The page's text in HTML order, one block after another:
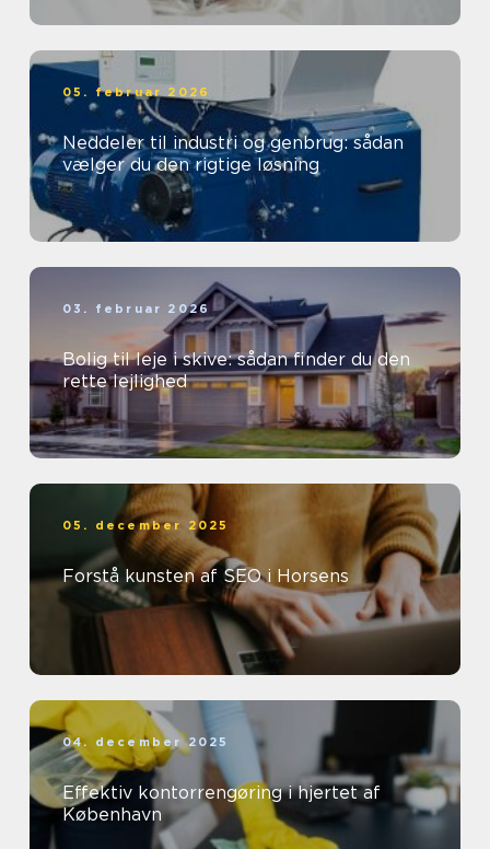
05. februar 2026
Neddeler til industri og genbrug: sådan
vælger du den rigtige løsning
03. februar 2026
Bolig til leje i skive: sådan finder du den
rette lejlighed
05. december 2025
Forstå kunsten af SEO i Horsens
04. december 2025
Effektiv kontorrengøring i hjertet af
København